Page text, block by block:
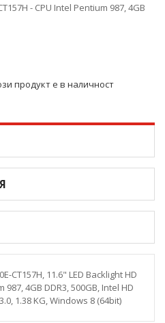
- CPU Intel Pentium 987, 4GB
продукт е в наличност
CT157H, 11.6" LED Backlight HD
987, 4GB DDR3, 500GB, Intel HD
1.38 KG, Windows 8 (64bit)